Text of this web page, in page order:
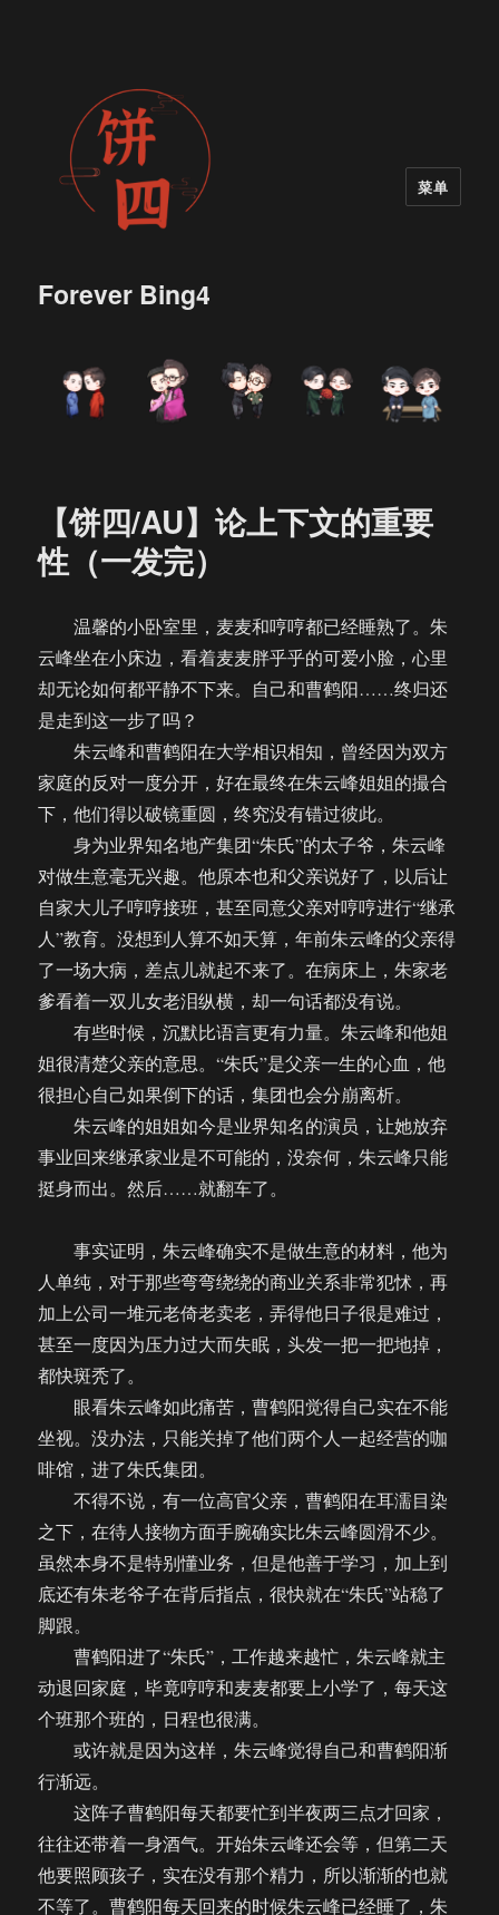
Forever Bing4
菜单
【饼四/AU】论上下文的重要
性（一发完）
温馨的小卧室里，麦麦和哼哼都已经睡熟了。朱
云峰坐在小床边，看着麦麦胖乎乎的可爱小脸，心里
却无论如何都平静不下来。自己和曹鹤阳……终归还
是走到这一步了吗？
朱云峰和曹鹤阳在大学相识相知，曾经因为双方
家庭的反对一度分开，好在最终在朱云峰姐姐的撮合
下，他们得以破镜重圆，终究没有错过彼此。
身为业界知名地产集团“朱氏”的太子爷，朱云峰
对做生意毫无兴趣。他原本也和父亲说好了，以后让
自家大儿子哼哼接班，甚至同意父亲对哼哼进行“继承
人”教育。没想到人算不如天算，年前朱云峰的父亲得
了一场大病，差点儿就起不来了。在病床上，朱家老
爹看着一双儿女老泪纵横，却一句话都没有说。
有些时候，沉默比语言更有力量。朱云峰和他姐
姐很清楚父亲的意思。“朱氏”是父亲一生的心血，他
很担心自己如果倒下的话，集团也会分崩离析。
朱云峰的姐姐如今是业界知名的演员，让她放弃
事业回来继承家业是不可能的，没奈何，朱云峰只能
挺身而出。然后……就翻车了。
事实证明，朱云峰确实不是做生意的材料，他为
人单纯，对于那些弯弯绕绕的商业关系非常犯怵，再
加上公司一堆元老倚老卖老，弄得他日子很是难过，
甚至一度因为压力过大而失眠，头发一把一把地掉，
都快斑秃了。
眼看朱云峰如此痛苦，曹鹤阳觉得自己实在不能
坐视。没办法，只能关掉了他们两个人一起经营的咖
啡馆，进了朱氏集团。
不得不说，有一位高官父亲，曹鹤阳在耳濡目染
之下，在待人接物方面手腕确实比朱云峰圆滑不少。
虽然本身不是特别懂业务，但是他善于学习，加上到
底还有朱老爷子在背后指点，很快就在“朱氏”站稳了
脚跟。
曹鹤阳进了“朱氏”，工作越来越忙，朱云峰就主
动退回家庭，毕竟哼哼和麦麦都要上小学了，每天这
个班那个班的，日程也很满。
或许就是因为这样，朱云峰觉得自己和曹鹤阳渐
行渐远。
这阵子曹鹤阳每天都要忙到半夜两三点才回家，
往往还带着一身酒气。开始朱云峰还会等，但第二天
他要照顾孩子，实在没有那个精力，所以渐渐的也就
不等了。曹鹤阳每天回来的时候朱云峰已经睡了，朱